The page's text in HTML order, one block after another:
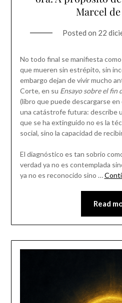
Marcel
Posted on 22
No todo final se manifiesta
que mueren sin estrépito, sin
embargo dejan de vivir mucho
Corte, en su Ensayo sobre el fin
(libro que puede descargarse
una catástrofe futura: describe
que se ha extinguido no es la
social, sino la capacidad de
El diagnóstico es tan sobrio
verdad ya no es contemplada
ya no es reconocido sino …
Read